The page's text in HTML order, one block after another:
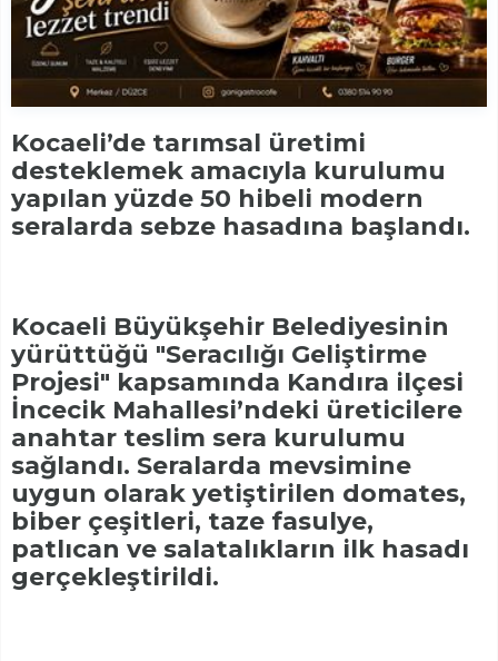
Kocaeli’de tarımsal üretimi
desteklemek amacıyla kurulumu
yapılan yüzde 50 hibeli modern
seralarda sebze hasadına başlandı.
Kocaeli Büyükşehir Belediyesinin
yürüttüğü "Seracılığı Geliştirme
Projesi" kapsamında Kandıra ilçesi
İncecik Mahallesi’ndeki üreticilere
anahtar teslim sera kurulumu
sağlandı. Seralarda mevsimine
uygun olarak yetiştirilen domates,
biber çeşitleri, taze fasulye,
patlıcan ve salatalıkların ilk hasadı
gerçekleştirildi.